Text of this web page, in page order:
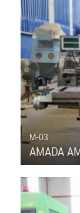
M-03
AMADA